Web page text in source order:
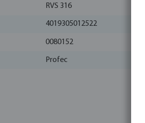
RVS 316
4019305012522
0080152
Profec